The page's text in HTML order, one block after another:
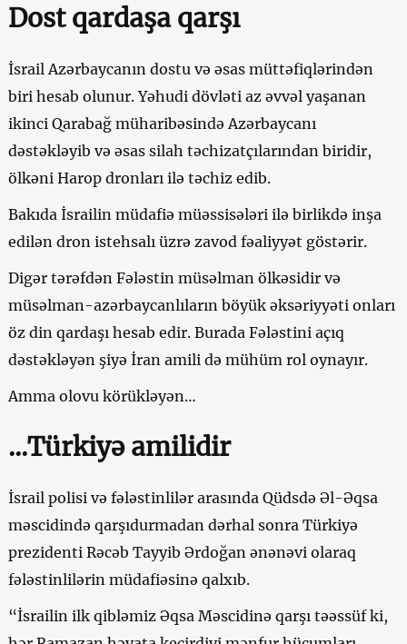
Dost qardaşa qarşı
İsrail Azərbaycanın dostu və əsas müttəfiqlərindən
biri hesab olunur. Yəhudi dövləti az əvvəl yaşanan
ikinci Qarabağ müharibəsində Azərbaycanı
dəstəkləyib və əsas silah təchizatçılarından biridir,
ölkəni Harop dronları ilə təchiz edib.
Bakıda İsrailin müdafiə müəssisələri ilə birlikdə inşa
edilən dron istehsalı üzrə zavod fəaliyyət göstərir.
Digər tərəfdən Fələstin müsəlman ölkəsidir və
müsəlman-azərbaycanlıların böyük əksəriyyəti onları
öz din qardaşı hesab edir. Burada Fələstini açıq
dəstəkləyən şiyə İran amili də mühüm rol oynayır.
Amma olovu körükləyən…
...Türkiyə amilidir
İsrail polisi və fələstinlilər arasında Qüdsdə Əl-Əqsa
məscidində qarşıdurmadan dərhal sonra Türkiyə
prezidenti Rəcəb Tayyib Ərdoğan ənənəvi olaraq
fələstinlilərin müdafiəsinə qalxıb.
“İsrailin ilk qibləmiz Əqsa Məscidinə qarşı təəssüf ki,